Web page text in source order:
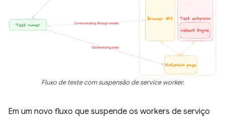
Fluxo de teste com suspensão de service worker.
Em um novo fluxo que suspende os workers de serviço